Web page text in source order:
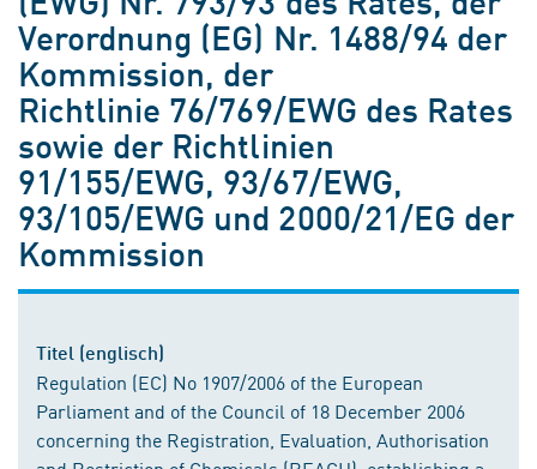
Verordnung (EG) Nr. 1488/94 der
Kommission, der
Richtlinie 76/769/EWG des Rates
sowie der Richtlinien
91/155/EWG, 93/67/EWG,
93/105/EWG und 2000/21/EG der
Kommission
Titel (englisch)
Regulation (EC) No 1907/2006 of the European
Parliament and of the Council of 18 December 2006
concerning the Registration, Evaluation, Authorisation